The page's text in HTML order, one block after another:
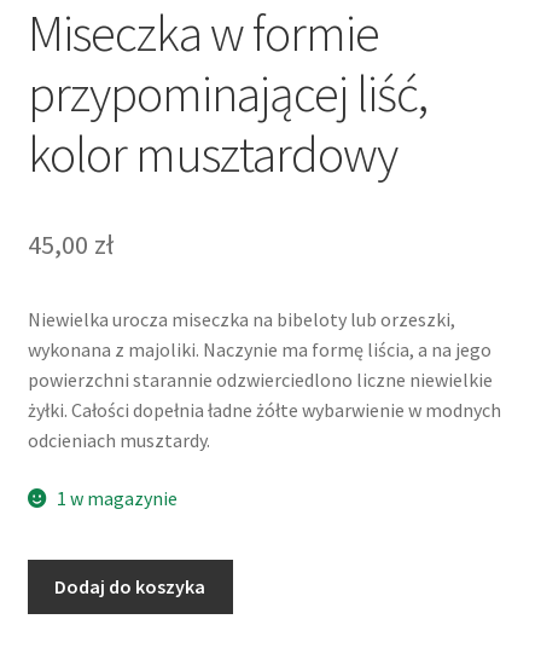
Miseczka w formie
przypominającej liść,
kolor musztardowy
45,00 zł
Niewielka urocza miseczka na bibeloty lub orzeszki,
wykonana z majoliki. Naczynie ma formę liścia, a na jego
powierzchni starannie odzwierciedlono liczne niewielkie
żyłki. Całości dopełnia ładne żółte wybarwienie w modnych
odcieniach musztardy.
1 w magazynie
Miseczka
Dodaj do koszyka